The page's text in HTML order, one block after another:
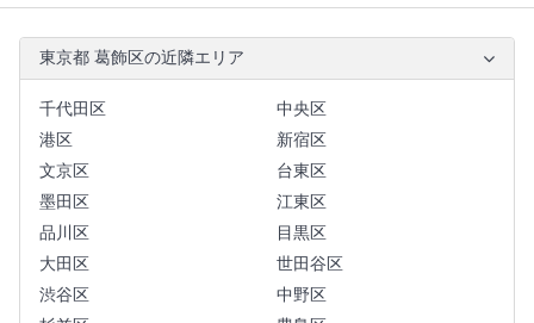
東京都 葛飾区の近隣エリア
千代田区
中央区
港区
新宿区
文京区
台東区
墨田区
江東区
品川区
目黒区
大田区
世田谷区
渋谷区
中野区